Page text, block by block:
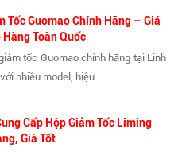
Tốc Guomao Chính Hãng – Giá
Hàng Toàn Quốc
tốc Guomao chính hãng tại Linh
nhiều model, hiệu...
Cấp Hộp Giảm Tốc Liming
Giá Tốt